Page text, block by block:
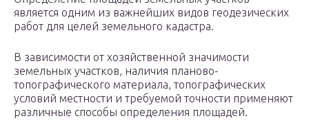
является одним из важнейших видов геодезических
работ для целей земельного кадастра.
В зависимости от хозяйственной значимости
земельных участков, наличия планово-
топографического материала, топографических
условий местности и требуемой точности применяют
различные способы определения площадей.